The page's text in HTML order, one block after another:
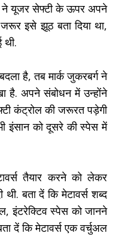
यूजर सेफ्टी के ऊपर अपने
इसे झूठ बता दिया था,
थी.
है, तब मार्क जुकरबर्ग ने
है. अपने संबोधन में उन्होंने
कंट्रोल की जरूरत पड़ेगी
इंसान को दूसरे की स्पेस में
तैयार करने को लेकर
बता दें कि मेटावर्स शब्द
इंटरेक्टिव स्पेस को जानने
दें कि मेटावर्स एक वर्चुअल